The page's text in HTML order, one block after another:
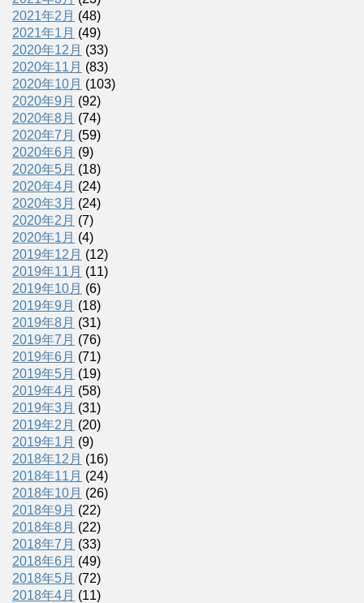
2021年2月 (48)
2021年1月 (49)
2020年12月 (33)
2020年11月 (83)
2020年10月 (103)
2020年9月 (92)
2020年8月 (74)
2020年7月 (59)
2020年6月 (9)
2020年5月 (18)
2020年4月 (24)
2020年3月 (24)
2020年2月 (7)
2020年1月 (4)
2019年12月 (12)
2019年11月 (11)
2019年10月 (6)
2019年9月 (18)
2019年8月 (31)
2019年7月 (76)
2019年6月 (71)
2019年5月 (19)
2019年4月 (58)
2019年3月 (31)
2019年2月 (20)
2019年1月 (9)
2018年12月 (16)
2018年11月 (24)
2018年10月 (26)
2018年9月 (22)
2018年8月 (22)
2018年7月 (33)
2018年6月 (49)
2018年5月 (72)
2018年4月 (11)